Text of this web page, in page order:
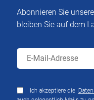
Abonnieren Sie
bleiben Sie auf dem
Ich akzeptiere die